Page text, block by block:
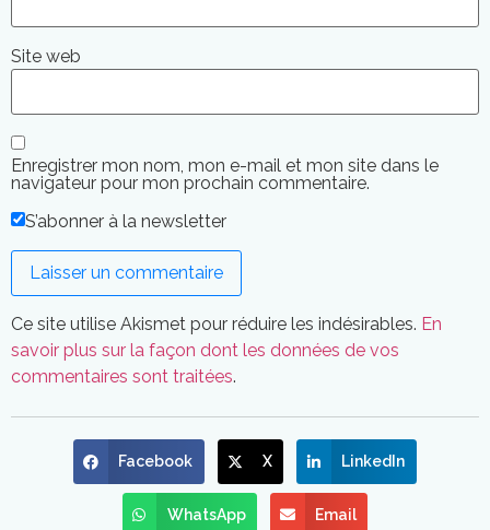
Site web
Enregistrer mon nom, mon e-mail et mon site dans le
navigateur pour mon prochain commentaire.
S’abonner à la newsletter
Ce site utilise Akismet pour réduire les indésirables. En
savoir plus sur la façon dont les données de vos
commentaires sont traitées.
Facebook X LinkedIn
WhatsApp Email